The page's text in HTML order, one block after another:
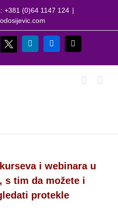
+381 (0)64 1147 124 |
X LinkedInFlickr
i webinara u
s tim da možete i
protekle